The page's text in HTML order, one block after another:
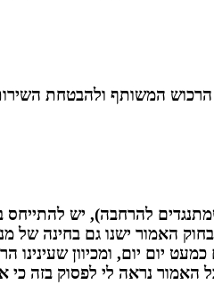
המשותף ולהבטחת
להרחבה), יש להתייחס
האמור ישנו גם בחינה של
יום יום, ומכיוון שעינינו
כל האמור נראה לי לפסוק